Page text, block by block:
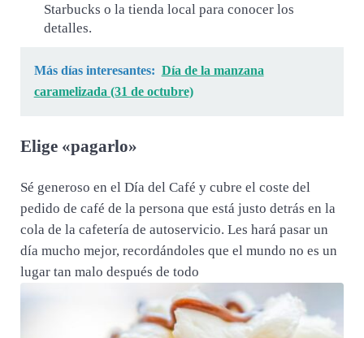
Starbucks o la tienda local para conocer los
detalles.
Más días interesantes: Día de la manzana
caramelizada (31 de octubre)
Elige «pagarlo»
Sé generoso en el Día del Café y cubre el coste del
pedido de café de la persona que está justo detrás en la
cola de la cafetería de autoservicio. Les hará pasar un
día mucho mejor, recordándoles que el mundo no es un
lugar tan malo después de todo